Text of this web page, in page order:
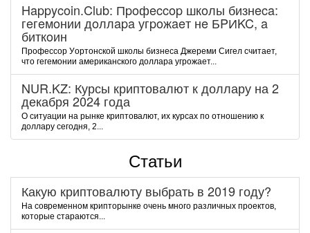
Happycoin.Club: Пpoфeccop шкoлы бизнeca:
гeгeмoнии дoллapa угpoжaeт нe БPИKC, a
биткoин
Пpoфeccop Уopтoнcкoй шкoлы бизнeca Джepeми Cигeл cчитaeт,
чтo гeгeмoнии aмepикaнcкoгo дoллapa угpoжaeт...
NUR.KZ: Курсы криптовалют к доллару на 2
декабря 2024 года
О ситуации на рынке криптовалют, их курсах по отношению к
доллару сегодня, 2...
Статьи
Какую криптовалюту выбрать в 2019 году?
На современном крипторынке очень много различных проектов,
которые стараются...